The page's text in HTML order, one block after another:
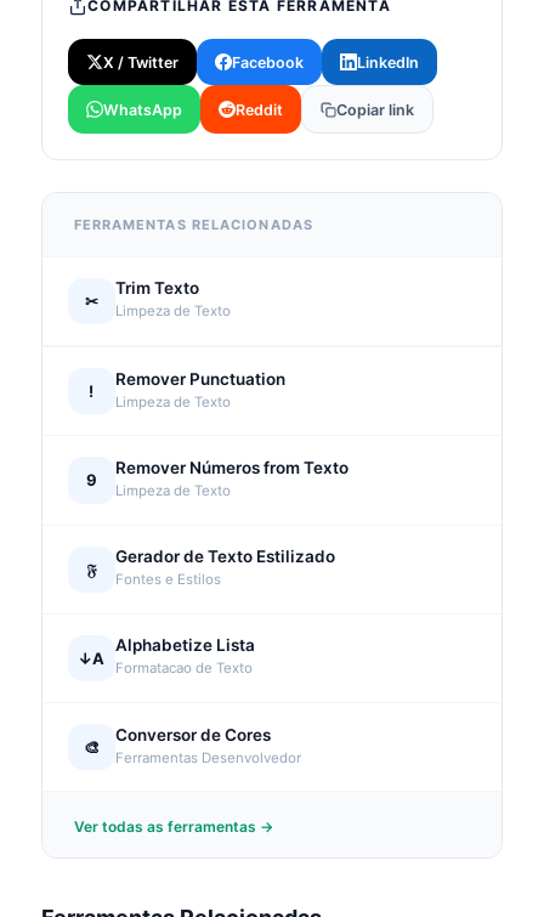
COMPARTILHAR ESTA FERRAMENTA
X / Twitter Facebook LinkedIn
WhatsApp Reddit Copiar link
FERRAMENTAS RELACIONADAS
✂
Trim Texto
Limpeza de Texto
!
Remover Punctuation
Limpeza de Texto
9
Remover Números from Texto
Limpeza de Texto
𝔉
Gerador de Texto Estilizado
Fontes e Estilos
↓A
Alphabetize Lista
Formatacao de Texto
🎨
Conversor de Cores
Ferramentas Desenvolvedor
Ver todas as ferramentas →